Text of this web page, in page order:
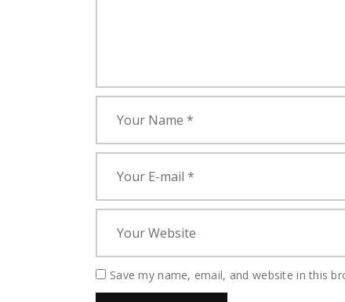
Save my name, email, and website in this